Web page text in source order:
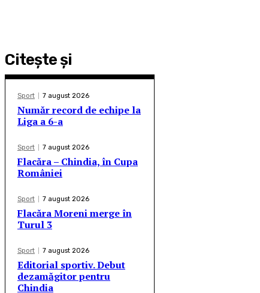
Citeşte şi
Sport 7 august 2026
Număr record de echipe la
Liga a 6-a
Sport 7 august 2026
Flacăra – Chindia, în Cupa
României
Sport 7 august 2026
Flacăra Moreni merge în
Turul 3
Sport 7 august 2026
Editorial sportiv. Debut
dezamăgitor pentru
Chindia